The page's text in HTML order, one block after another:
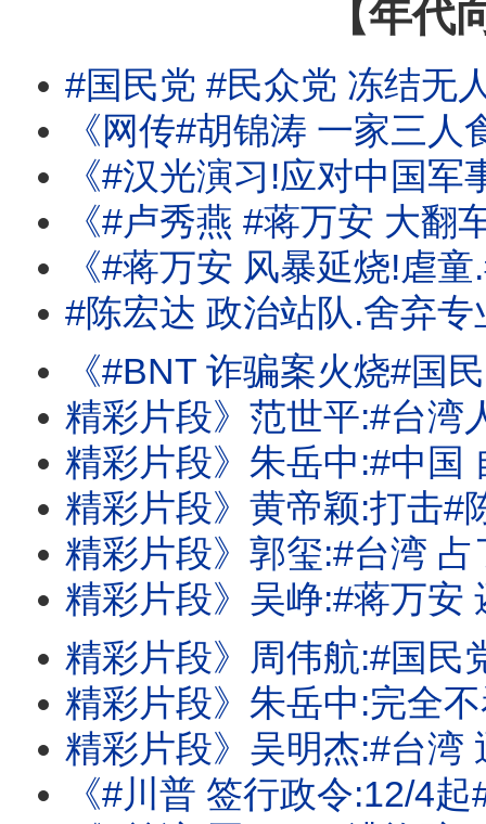
【年代
#国民党 #民众党 冻结无
《网传#胡锦涛 一家三人食物中毒身亡!#李尚
《#汉光演习!应对中国军事行动!击破中共锁台意图! #日本 防
《#卢秀燕 #蒋万安 大翻车!#蓝 #白 冻删#无人机 预
《#蒋万安 风暴延烧!虐童.毒油.倒阁.BNT!昔喊:
#陈宏达 政治站队.舍弃专
《#BNT 诈骗案火烧#国民党 #民众党 ! #蒋万安 昔喊:相信慈济?还是#
精彩片段》范世平:#台湾人 有义
精彩片段》朱岳中:#中国 自己
精彩片段》黄帝颖:打击#陈时中
精彩片段》郭玺:#台湾 占了很
精彩片段》吴峥:#蒋万安 还在喂
精彩片段》周伟航:#国民党 现在
精彩片段》朱岳中:完全不看好#马
精彩片段》吴明杰:#台湾 迅速
《#川普 签行政令:12/4起#多晶矽 课15%关税! #苹果 出货卡关!卡